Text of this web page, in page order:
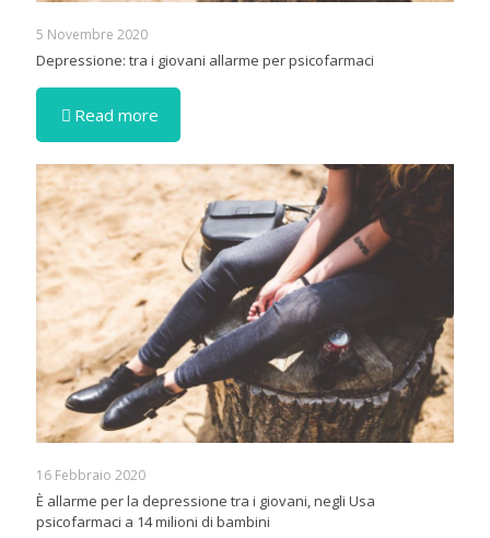
5 Novembre 2020
Depressione: tra i giovani allarme per psicofarmaci
Read more
16 Febbraio 2020
È allarme per la depressione tra i giovani, negli Usa
psicofarmaci a 14 milioni di bambini